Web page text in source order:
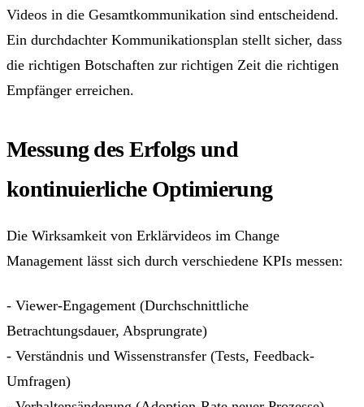
Videos in die Gesamtkommunikation sind entscheidend.
Ein durchdachter Kommunikationsplan stellt sicher, dass
die richtigen Botschaften zur richtigen Zeit die richtigen
Empfänger erreichen.
Messung des Erfolgs und
kontinuierliche Optimierung
Die Wirksamkeit von Erklärvideos im Change
Management lässt sich durch verschiedene KPIs messen:
- Viewer-Engagement (Durchschnittliche
Betrachtungsdauer, Absprungrate)
- Verständnis und Wissenstransfer (Tests, Feedback-
Umfragen)